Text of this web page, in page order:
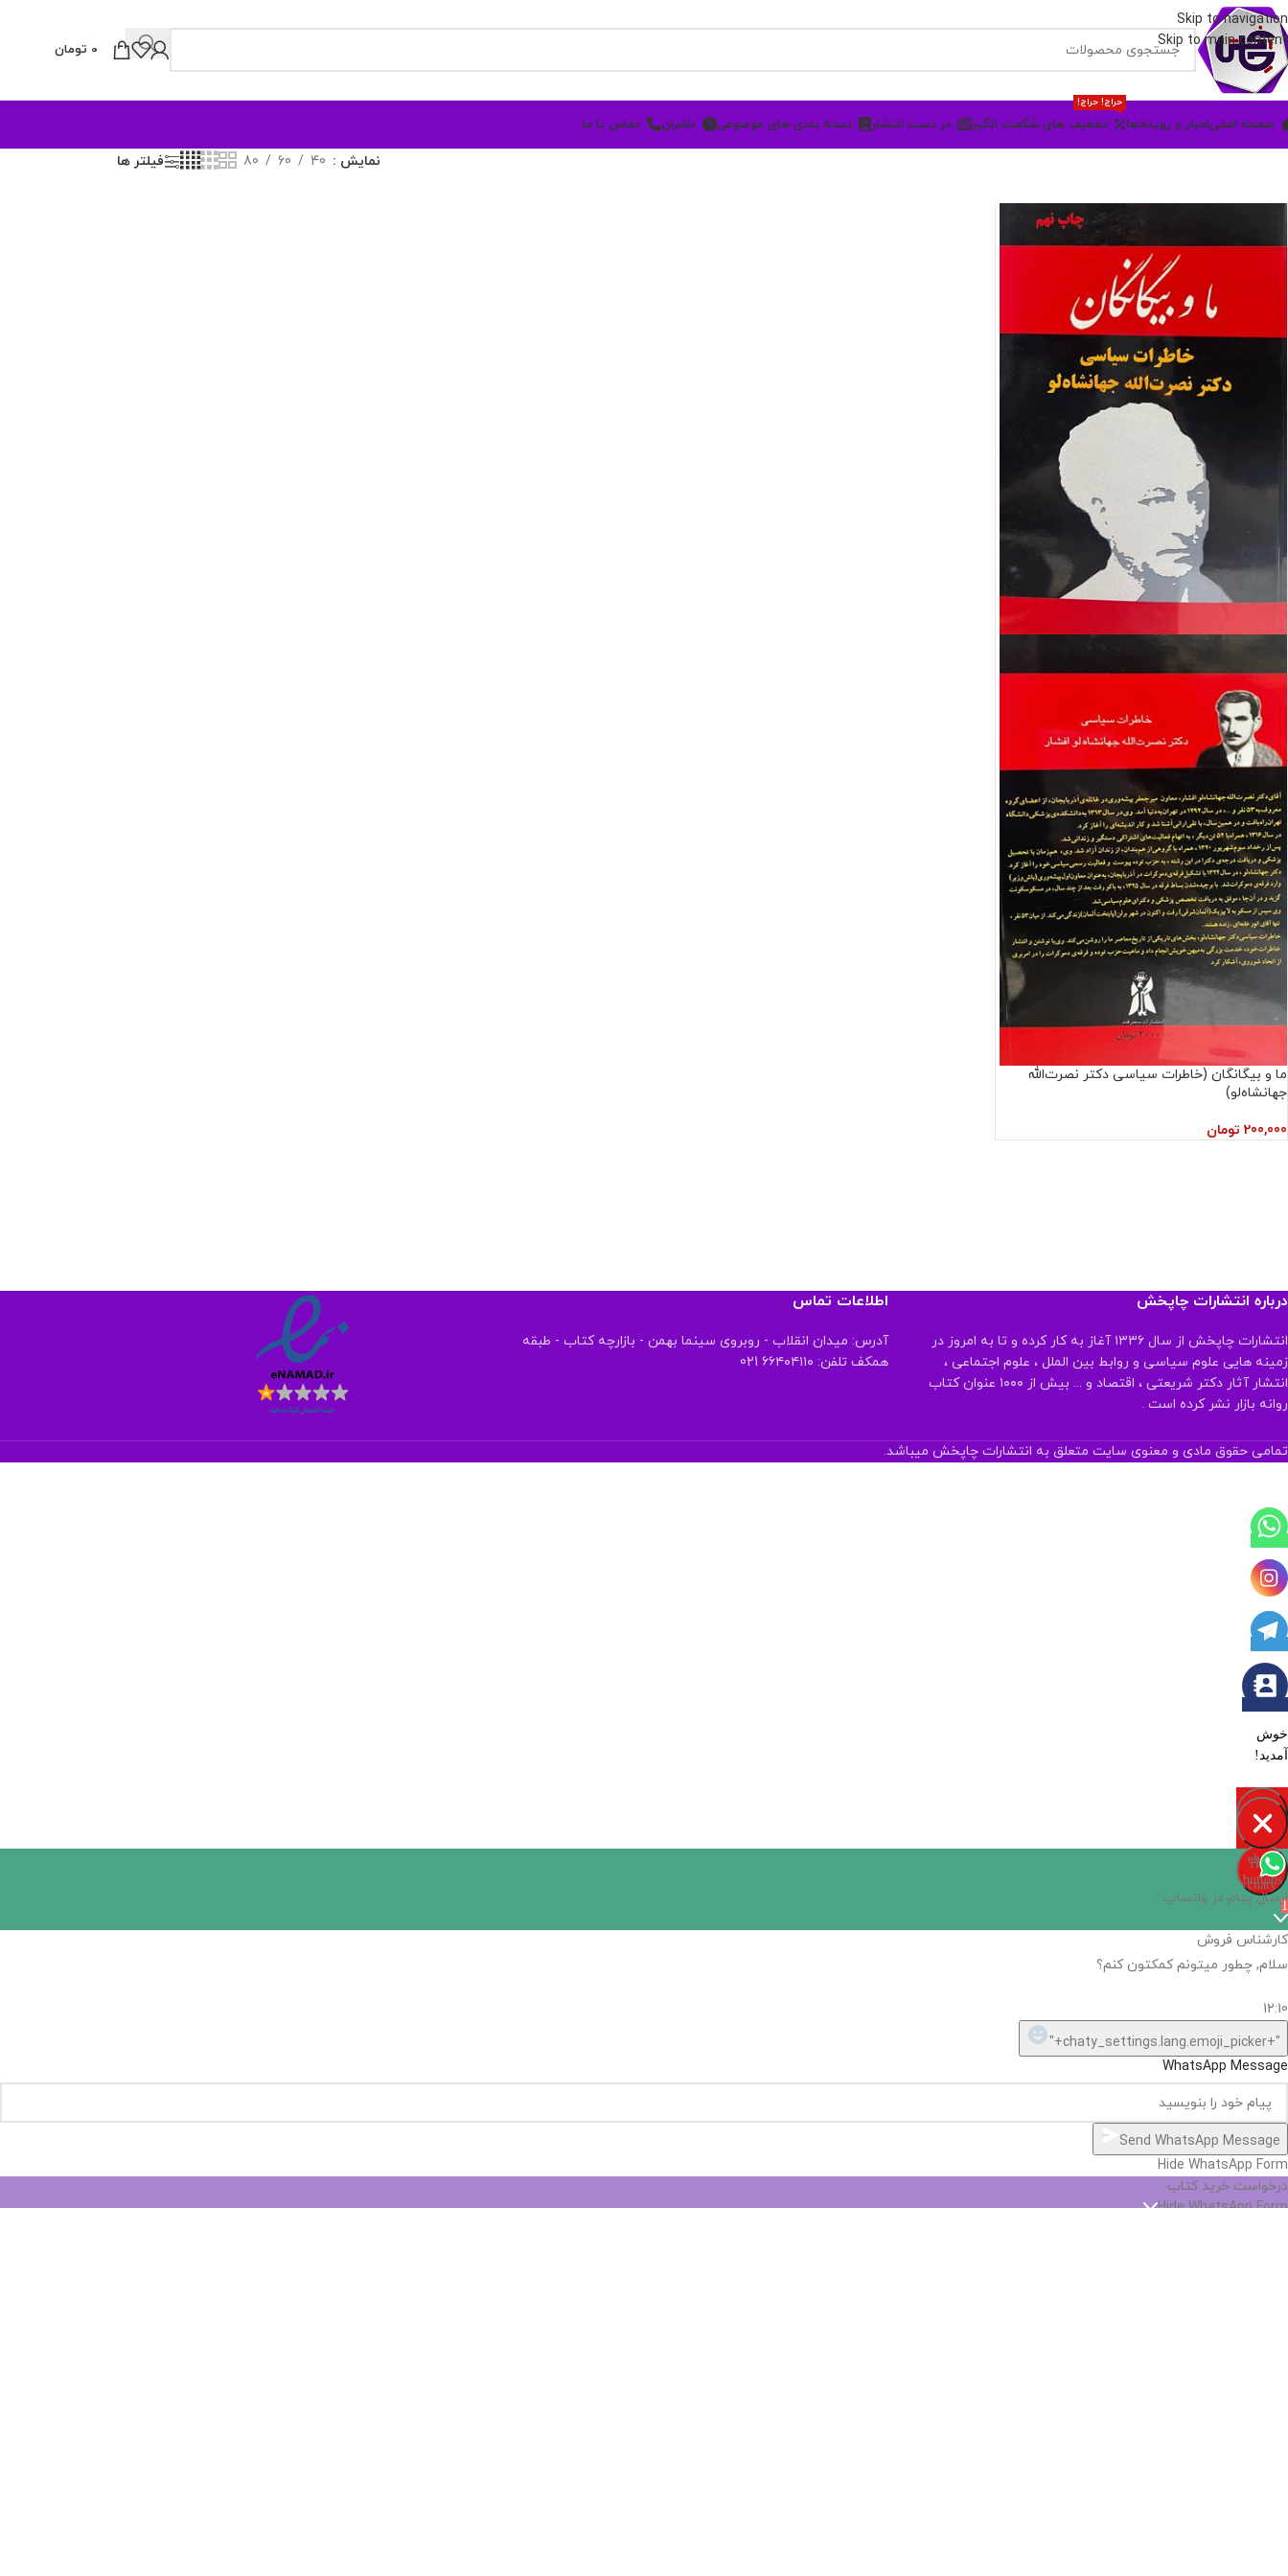
Skip to navigation
Skip to main content
0 تومان
صفحه اصلیاخبار و رویدادها تخفیف های شگفت انگیز
حراج! حراج!
در دست انتشار دسته بندی های موضوعی ناشران تماس با ما
نمایش 40
60
80 فیلتر ها
ما و بیگانگان (خاطرات سیاسی دکتر نصرت‌الله
جهانشاه‌لو)
200,000 تومان
درباره انتشارات چاپخش
انتشارات چاپخش از سال ۱۳۳۶ آغاز به کار کرده و تا به امروز در
زمینه هایی علوم سیاسی و روابط بین الملل ، علوم اجتماعی ،
انتشار آثار دکتر شریعتی ، اقتصاد و ... بیش از ۱۰۰۰ عنوان کتاب
روانه بازار نشر کرده است .
اطلاعات تماس
آدرس: میدان انقلاب - روبروی سینما بهمن - بازارچه کتاب - طبقه
همکف تلفن: ۶۶۴۰۴۱۱۰ 021
تمامی حقوق مادی و معنوی سایت متعلق به انتشارات چاپخش میباشد.
خوش
آمدید!
Open
chaty
chaty
buttons
1
Hide
chaty
ارسال پیام در واتساپ
کارشناس فروش
سلام, چطور میتونم کمکتون کنم؟
12:10
"+chaty_settings.lang.emoji_picker+"
WhatsApp Message
Send WhatsApp Message
Hide WhatsApp Form
درخواست خرید کتاب
Hide WhatsApp Form